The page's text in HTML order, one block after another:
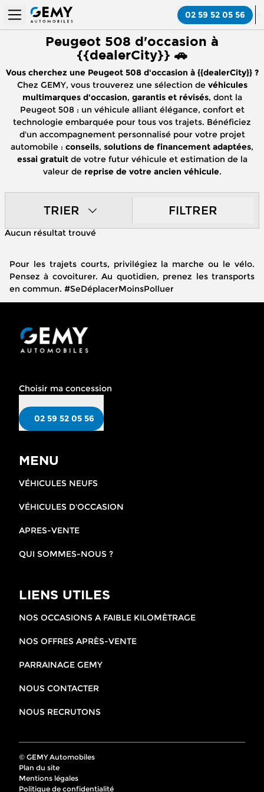
02 59 52 05 56
Peugeot 508 d'occasion à
{{dealerCity}} 🚗
Vous cherchez une Peugeot 508 d'occasion à {{dealerCity}} ?
Chez GEMY, vous trouverez une sélection de véhicules
multimarques d'occasion, garantis et révisés, dont la
Peugeot 508 : un véhicule alliant élégance, confort et
technologie embarquée pour tous vos trajets. Bénéficiez
d'un accompagnement personnalisé pour votre projet
automobile : conseils, solutions de financement adaptées,
essai gratuitde votre futur véhicule et estimation de la
valeur de reprise de votre ancien véhicule.
TRIER FILTRER
Aucun résultat trouvé
Pour les trajets courts, privilégiez la marche ou le vélo.
Pensez à covoiturer. Au quotidien, prenez les transports
en commun. #SeDéplacerMoinsPolluer
Choisir ma concession
02 59 52 05 56
MENU
VÉHICULES NEUFS
VÉHICULES D'OCCASION
APRES-VENTE
QUI SOMMES-NOUS ?
LIENS UTILES
NOS OCCASIONS A FAIBLE KILOMÈTRAGE
NOS OFFRES APRÈS-VENTE
PARRAINAGE GEMY
NOUS CONTACTER
NOUS RECRUTONS
© GEMY Automobiles
Plan du site
Mentions légales
Politique de confidentialité